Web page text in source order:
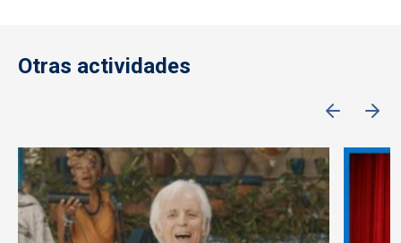
Otras actividades